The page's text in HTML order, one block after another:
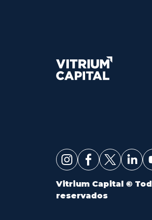
Vitrium Capital ©
reservados